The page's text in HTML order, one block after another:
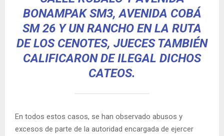
BONAMPAK SM3, AVENIDA COBÁ
SM 26 Y UN RANCHO EN LA RUTA
DE LOS CENOTES, JUECES TAMBIÉN
CALIFICARON DE ILEGAL DICHOS
CATEOS.
En todos estos casos, se han observado abusos y
excesos de parte de la autoridad encargada de ejercer